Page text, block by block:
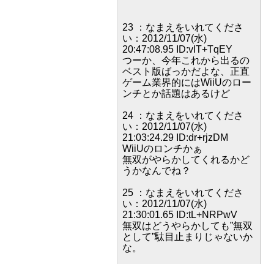
23 ：なまえをいれてくださ
い：2012/11/07(水)
20:47:08.95 ID:vIT+TqEY
つーか、今年これから出るの
ベスト版ばっかだよな、正直
ゲーム業界的にはWiiUのロー
ンチとか話題はあるけど
24 ：なまえをいれてくださ
い：2012/11/07(水)
21:03:24.29 ID:dr+rjzDM
WiiUのロンチかぁ
無双がやらかしてくれるかど
うかなんでね？
25 ：なまえをいれてくださ
い：2012/11/07(水)
21:30:01.65 ID:tL+NRPwV
無双はどうやらかしても”無双
として”駄目止まりじゃないか
な。